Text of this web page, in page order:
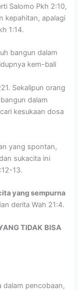
Salomo Pkh 2:10,
kepahitan, apalagi
1:14.
bangun dalam
kem-bali
21. Sekalipun orang
dalam
kesukaan dosa
yang spontan,
sukacita ini
13.
yang sempurna
derita Wah 21:4.
TIDAK BISA
dalam pencobaan,